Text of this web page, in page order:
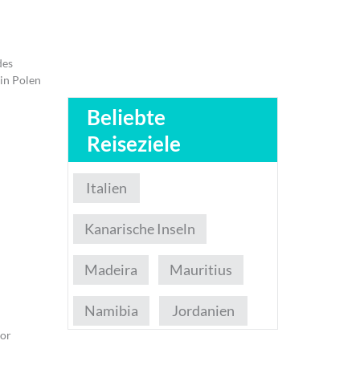
Polen
Beliebte
Reiseziele
Italien
Kanarische Inseln
Madeira Mauritius
Namibia Jordanien